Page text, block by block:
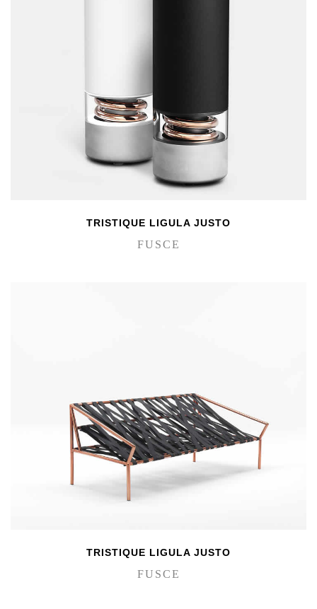
TRISTIQUE LIGULA JUSTO
FUSCE
TRISTIQUE LIGULA JUSTO
FUSCE